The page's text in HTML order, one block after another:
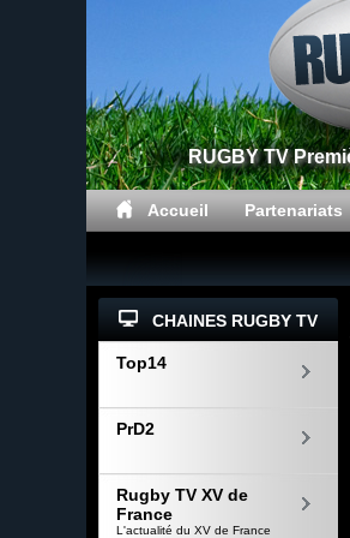
RUGBY TV
Accueil Partenariats
CHAINES RUGBY TV
Top14
PrD2
Rugby TV XV de
France
L'actualité du XV de France